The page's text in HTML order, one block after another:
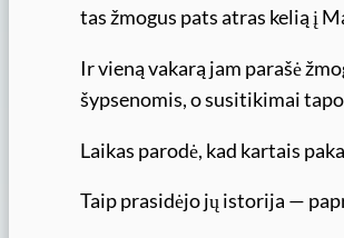
tas žmogus pats atras kelią į
Ir vieną vakarą jam parašė
šypsenomis, o susitikimai
Laikas parodė, kad kartais
Taip prasidėjo jų istorija —